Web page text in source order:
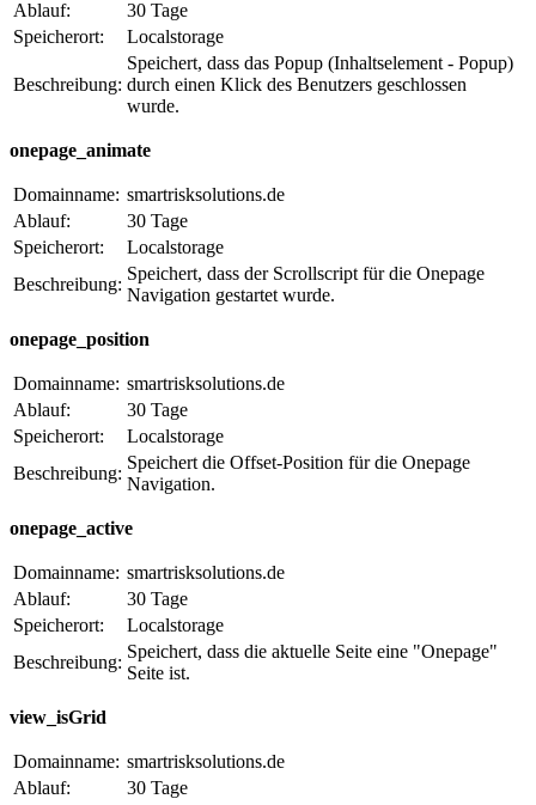
Ablauf:
30 Tage
Speicherort:
Localstorage
Beschreibung:
Speichert, dass das Popup (Inhaltselement - Popup)
durch einen Klick des Benutzers geschlossen
wurde.
onepage_animate
Domainname: smartrisksolutions.de
Ablauf:
30 Tage
Speicherort:
Localstorage
Beschreibung:
Speichert, dass der Scrollscript für die Onepage
Navigation gestartet wurde.
onepage_position
Domainname: smartrisksolutions.de
Ablauf:
30 Tage
Speicherort:
Localstorage
Beschreibung:
Speichert die Offset-Position für die Onepage
Navigation.
onepage_active
Domainname: smartrisksolutions.de
Ablauf:
30 Tage
Speicherort:
Localstorage
Beschreibung:
Speichert, dass die aktuelle Seite eine "Onepage"
Seite ist.
view_isGrid
Domainname: smartrisksolutions.de
Ablauf:
30 Tage